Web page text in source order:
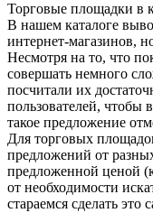
Торговые площадки в
В нашем каталоге
интернет-магазинов,
Несмотря на то, что
совершать немного
посчитали их
пользователей, чтобы
такое предложение
Для торговых
предложений от
предложенной ценой
от необходимости
стараемся сделать